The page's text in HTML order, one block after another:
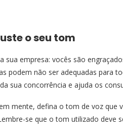
o seu tom
sua empresa: vocês são
podem não ser adequadas para
sua concorrência e ajuda os
mente, defina o tom de voz que
se que o tom utilizado deve